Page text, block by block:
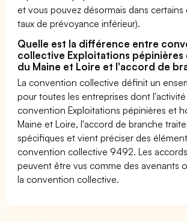
et vous pouvez désormais dans certains
taux de prévoyance inférieur).
Quelle est la différence entre
collective Exploitations
du Maine et Loire et l'accord de
La convention collective définit un
pour toutes les entreprises dont
convention Exploitations pépinières et
Maine et Loire, l'accord de branche
spécifiques et vient préciser des
convention collective 9492. Les
peuvent être vus comme des avenants
la convention collective.